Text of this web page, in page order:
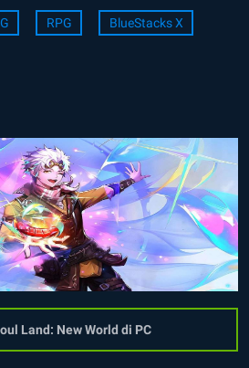
RPG BlueStacks X
Land: New World di PC